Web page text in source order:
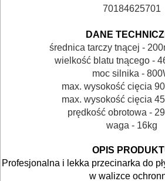
POMIAROWE
NARZĘDZIA
BUDOWLANE
GLAZURNICZE
AKCESORIA
70184625701
DANE
średnica tarczy tnącej -
wielkość blatu tnącego -
moc silnika -
max. wysokość cięcia
max. wysokość cięcia
prędkość obrotowa -
waga - 16kg
OPIS
Profesjonalna i lekka przecinarka do
w walizce